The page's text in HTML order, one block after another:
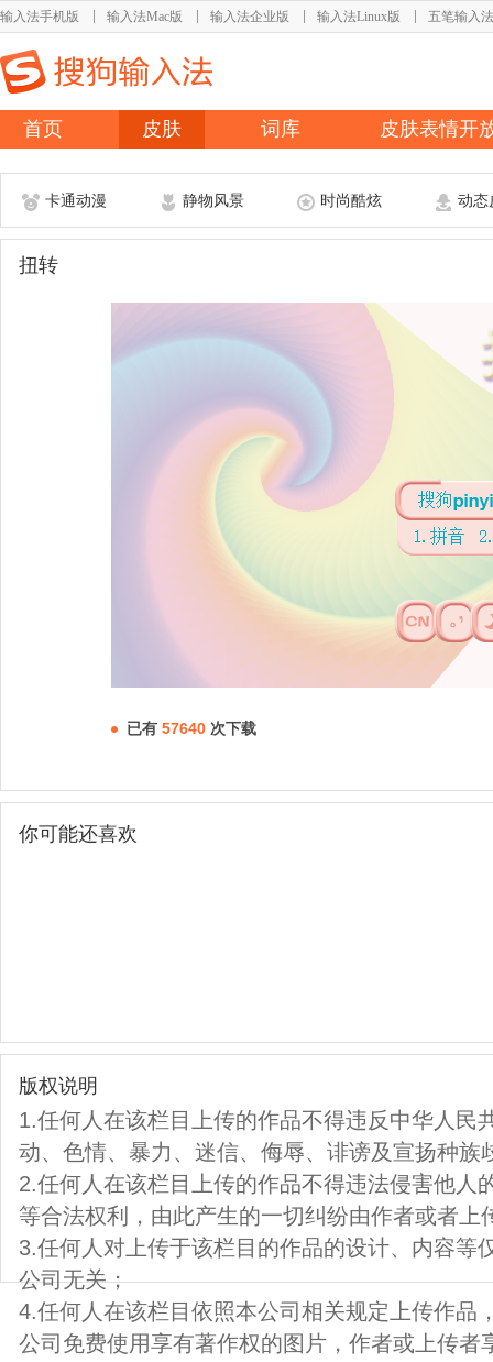
输入法手机版 输入法Mac版 输入法企业版 输入法Linux版 五笔输入法
首页 皮肤 词库 皮肤表情开
卡通动漫 静物风景 时尚酷炫 动态
扭转
已有 57640 次下载
你可能还喜欢
版权说明
1.任何人在该栏目上传的作品不得违反中华人民
动、色情、暴力、迷信、侮辱、诽谤及宣扬种族
2.任何人在该栏目上传的作品不得违法侵害他人
等合法权利，由此产生的一切纠纷由作者或者上
3.任何人对上传于该栏目的作品的设计、内容等
公司无关；
4.任何人在该栏目依照本公司相关规定上传作品
公司免费使用享有著作权的图片，作者或上传者